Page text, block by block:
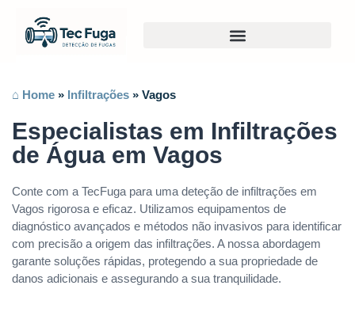
⌂ Home » Infiltrações » Vagos
Especialistas em Infiltrações
de Água em Vagos
Conte com a TecFuga para uma deteção de infiltrações em
Vagos rigorosa e eficaz. Utilizamos equipamentos de
diagnóstico avançados e métodos não invasivos para identificar
com precisão a origem das infiltrações. A nossa abordagem
garante soluções rápidas, protegendo a sua propriedade de
danos adicionais e assegurando a sua tranquilidade.